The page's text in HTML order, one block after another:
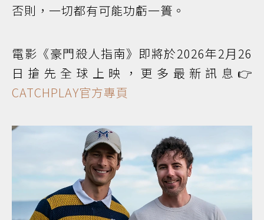
否則，一切都有可能功虧一簣。
電影《豪門殺人指南》即將於2026年2月26
日搶先全球上映，更多最新訊息👉
CATCHPLAY官方專頁